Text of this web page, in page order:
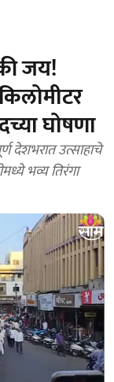
जय!
घोषणा
उत्साहाचे
भव्य तिरंगा